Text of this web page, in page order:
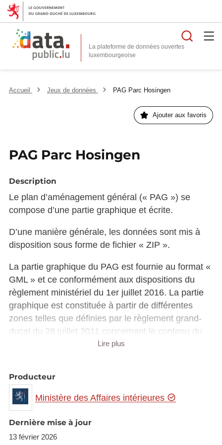
La plateforme de données ouvertes
Accueil Jeux de données PAG Parc Hosingen
Ajouter aux favoris
PAG Parc Hosingen
Description
Le plan d’aménagement général (« PAG ») se
compose d’une partie graphique et écrite.
D’une manière générale, les données sont mis à
disposition sous forme de fichier « ZIP ».
La partie graphique du PAG est fournie au format «
GML » et ce conformément aux dispositions du
règlement ministériel du 1er juillet 2016. La partie
graphique est constituée à partir de différentes
zones telles que définies par le règlement grand-
ducal du 28 juillet 2011 concernant le contenu du
plan d’aménagement général d’une commune.
format « DOCX ».
Les schémas directeurs couvrant l’ensemble des
zones soumises à l’élaboration d’un plan
d’aménagement particulier „nouveau quartier“ sont
également mis à disposition tout comme les plans
Lire plus
Producteur
Ministère des Affaires intérieures
Dernière mise à jour
13 février 2026